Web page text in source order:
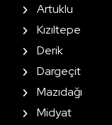
Artuklu
Kızıltepe
Derik
Dargeçit
Mazıdağı
Midyat